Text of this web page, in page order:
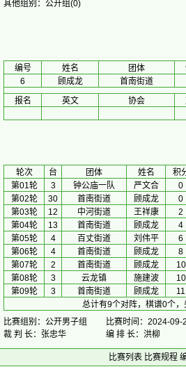
其他组别： 公开组(0)
编号 姓名 团体
6
顾成龙 首南街道
报名
英文 协会
轮次 台 团体 姓名 积
第01轮
3 钟公庙一队 严文合 0
第02轮
30 首南街道 顾成龙 0
第03轮
12 中河街道 王祥康 2
第04轮
13 首南街道 顾成龙 4
第05轮
4 百丈街道 刘伟平 6
第06轮
4 首南街道 顾成龙 8
第07轮
2 首南街道 顾成龙 10
第08轮
3 云龙镇 施建波 10
第09轮
3 首南街道 顾成龙 11
总计有9个对阵，棋谱0个
比赛组别：公开男子组
比赛时间：2024-09-
裁 判 长：张忠华
编 排 长：洪柳
比赛列表 比赛规程